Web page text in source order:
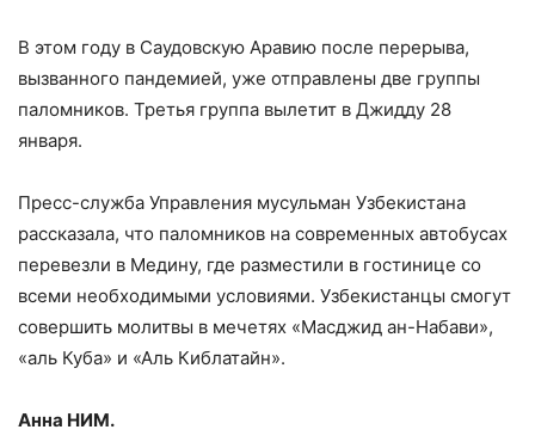
В этом году в Саудовскую Аравию после перерыва,
вызванного пандемией, уже отправлены две группы
паломников. Третья группа вылетит в Джидду 28
января.
Пресс-служба Управления мусульман Узбекистана
рассказала, что паломников на современных автобусах
перевезли в Медину, где разместили в гостинице со
всеми необходимыми условиями. Узбекистанцы смогут
совершить молитвы в мечетях «Масджид ан-Набави»,
«аль Куба» и «Аль Киблатайн».
Анна НИМ.